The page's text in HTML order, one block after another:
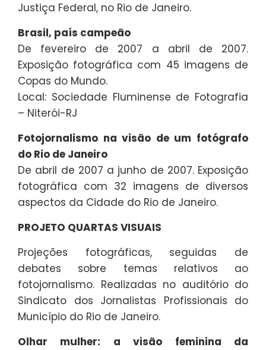
Justiça Federal, no Rio de Janeiro.
Brasil, país campeão
De fevereiro de 2007 a abril de 2007.
Exposição fotográfica com 45 imagens de
Copas do Mundo.
Local: Sociedade Fluminense de Fotografia
– Niterói-RJ
Fotojornalismo na visão de um fotógrafo
do Rio de Janeiro
De abril de 2007 a junho de 2007. Exposição
fotográfica com 32 imagens de diversos
aspectos da Cidade do Rio de Janeiro.
PROJETO QUARTAS VISUAIS
Projeções fotográficas, seguidas de
debates sobre temas relativos ao
fotojornalismo. Realizadas no auditório do
Sindicato dos Jornalistas Profissionais do
Município do Rio de Janeiro.
Olhar mulher: a visão feminina da